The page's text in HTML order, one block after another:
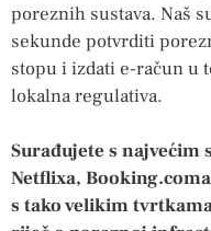
poreznih sustava. Naš
sekunde potvrditi
stopu i izdati e-račun u
lokalna regulativa.
Surađujete s
Netflixa,
s tako velikim